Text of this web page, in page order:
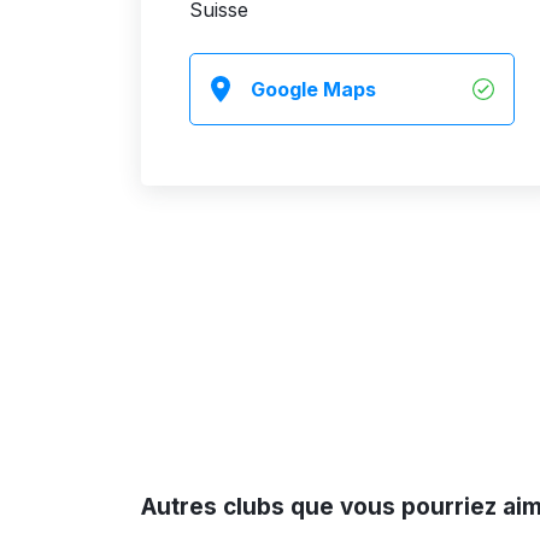
Suisse
Google Maps
Autres clubs que vous pourriez